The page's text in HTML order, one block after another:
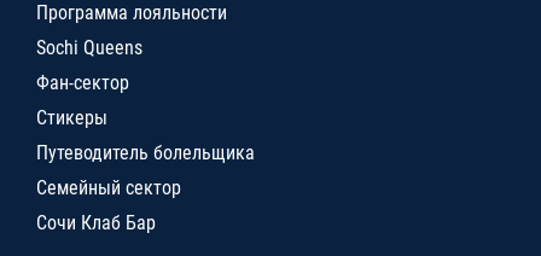
Программа лояльности
Sochi Queens
Фан-сектор
Стикеры
Путеводитель болельщика
Семейный сектор
Сочи Клаб Бар